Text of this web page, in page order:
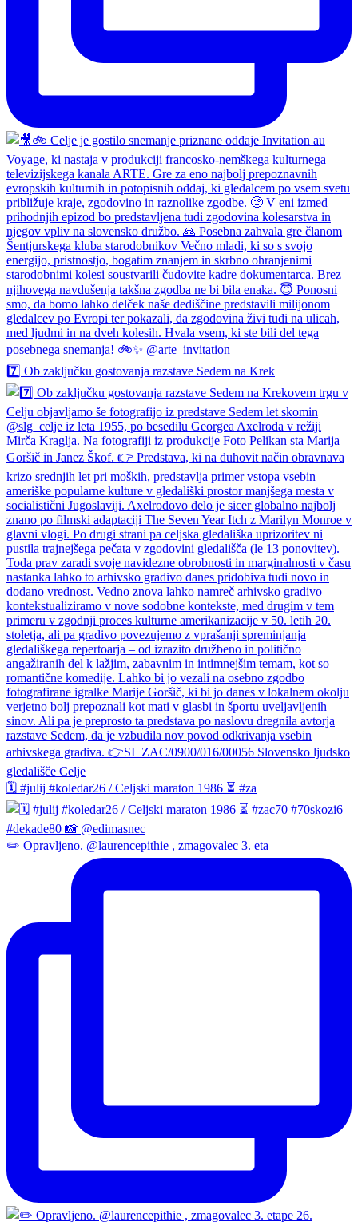
7️⃣ Ob zaključku gostovanja razstave Sedem na Krek
🗓️ #julij #koledar26 / Celjski maraton 1986 ⏳ #za
✏️ Opravljeno. @laurencepithie , zmagovalec 3. eta